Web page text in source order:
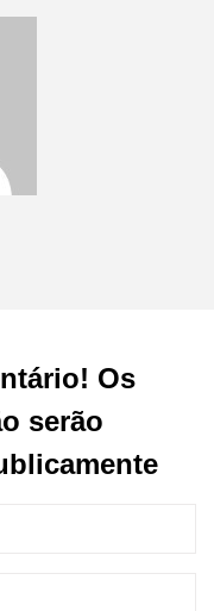
Os
serão